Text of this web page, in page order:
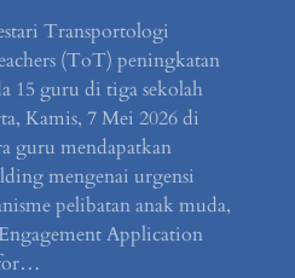
Transportologi
(ToT) peningkatan
15 guru di tiga sekolah
Kamis, 7 Mei 2026 di
guru mendapatkan
mengenai urgensi
pelibatan anak muda,
Application
for…